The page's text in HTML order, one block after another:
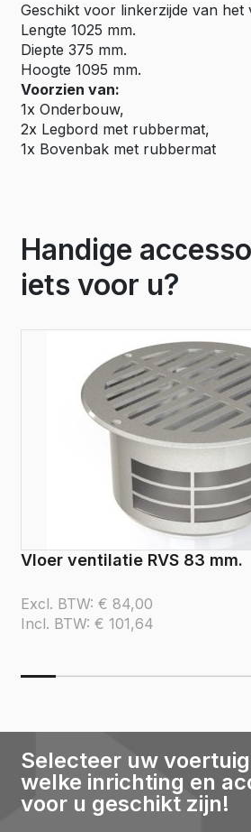
Geschikt voor linkerzijde van het
Lengte 1025 mm.
Diepte 375 mm.
Hoogte 1095 mm.
Voorzien van:
1x Onderbouw,
2x Legbord met rubbermat,
1x Bovenbak met rubbermat
Handige
iets voor u?
Vloer ventilatie RVS 83 mm.
Excl. BTW: € 84,00
Incl. BTW: € 101,64
Selecteer uw
welke inrichting en
voor u geschikt zijn!